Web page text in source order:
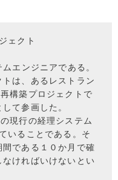
ェクト
エンジニアである。
は、あるレストラン
構築プロジェクトで
て参画した。
現行の経理システム
いることである。そ
である１０か月で確
ければいけないとい